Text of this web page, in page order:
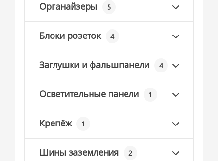
Органайзеры 5
Блоки розеток 4
Заглушки и фальшпанели 4
Осветительные панели 1
Крепёж 1
Шины заземления 2